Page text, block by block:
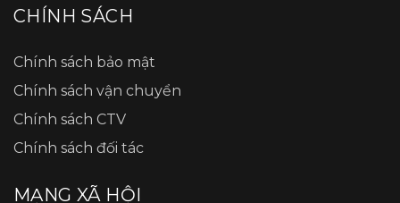
CHÍNH SÁCH
Chính sách bảo mật
Chính sách vận chuyển
Chính sách CTV
Chính sách đối tác
MẠNG XÃ HỘI